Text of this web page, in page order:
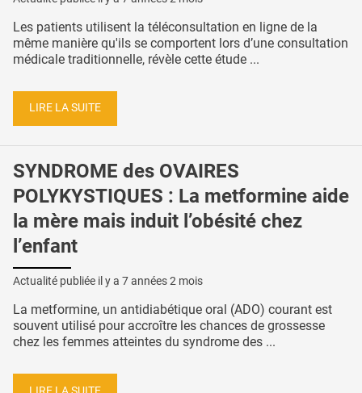
Les patients utilisent la téléconsultation en ligne de la
même manière qu'ils se comportent lors d’une consultation
médicale traditionnelle, révèle cette étude ...
LIRE LA SUITE
SYNDROME des OVAIRES
POLYKYSTIQUES : La metformine aide
la mère mais induit l’obésité chez
l’enfant
Actualité publiée il y a 7 années 2 mois
La metformine, un antidiabétique oral (ADO) courant est
souvent utilisé pour accroître les chances de grossesse
chez les femmes atteintes du syndrome des ...